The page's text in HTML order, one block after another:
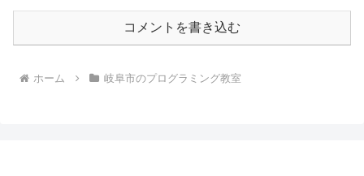
コメントを書き込む
ホーム 岐阜市のプログラミング教室